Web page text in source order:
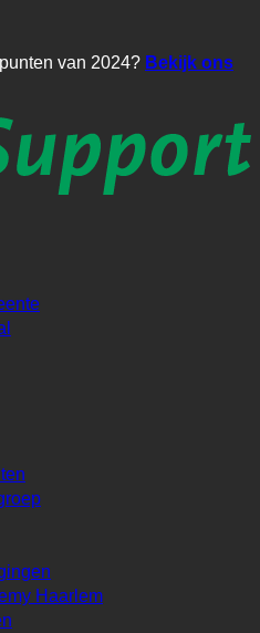
van 2024? Bekijk ons
Haarlem